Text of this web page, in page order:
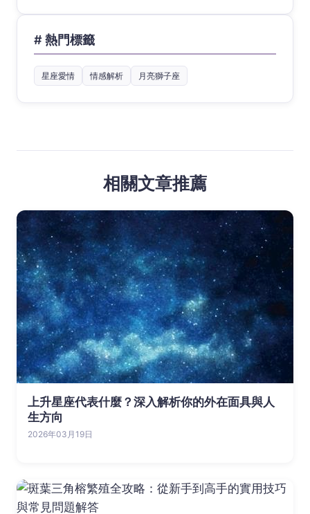
# 熱門標籤
星座愛情 情感解析 月亮獅子座
相關文章推薦
上升星座代表什麼？深入解析你的外在面具與人
生方向
2026年03月19日